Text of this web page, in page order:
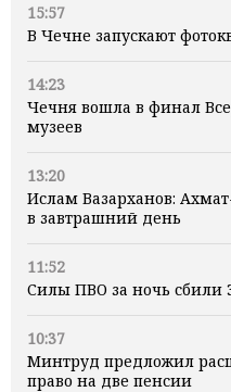
15:57
В Чечне запускают
14:23
Чечня вошла в финал
музеев
13:20
Ислам Вазарханов:
в завтрашний день
11:52
Силы ПВО за ночь сбили
10:37
Минтруд предложил
право на две пенсии